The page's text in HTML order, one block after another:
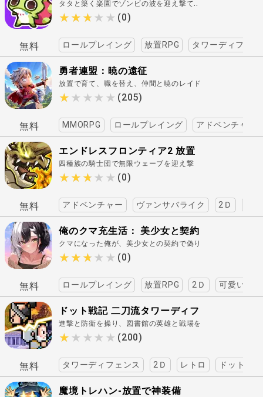
無料
タタと築く楽園でゾンビの波を迎え撃て..
ロールプレイング 放置RPG タワーディフェ
★★★★★
★★★★★ (0)
無料
勇者連盟：暁の遠征
放置で育て、職を替え、仲間と暁のレイド
へ..
MMORPG ロールプレイング アドベンチャー
★★★★★
★★★★★ (205)
無料
エンドレスフロンティア2 放置
RPG ディフェンス
四種族の騎士団で無限ウェーブを迎え撃
て..
アドベンチャー ヴァンサバライク 2Ｄ
★★★★★
★★★★★ (0)
無料
俺のクマ充生活： 美少女と契約
しすぎた件
クマになった俺が、美少女との契約で偽り
の楽園を覆す..
ロールプレイング 放置RPG 2Ｄ 可愛い
★★★★★
★★★★★ (0)
無料
ドット戦記 二刀流タワーディフ
ェンスRPG
進撃と防衛を操り、図書館の英雄と戦場を
駆けろ..
タワーディフェンス 2Ｄ レトロ ドット絵
★★★★★
★★★★★ (200)
魔境トレハン-放置で神装備